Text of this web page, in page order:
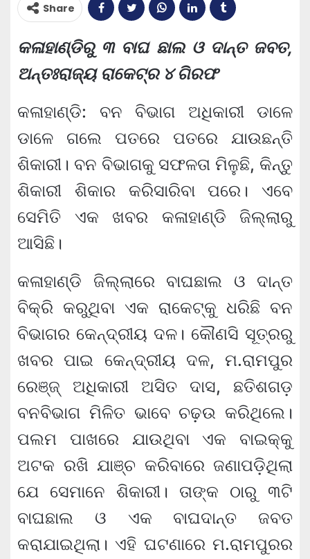
Share
କଳାହାଣ୍ଡିରୁ ୩ ବାଘ ଛାଲ ଓ ଦାନ୍ତ ଜବତ,
ଅନ୍ତଃରାଜ୍ୟ ରାକେଟ୍‌ର ୪ ଗିରଫ
କଳାହାଣ୍ଡି: ବନ ବିଭାଗ ଅଧିକାରୀ ଡାଳେ
ଡାଳେ ଗଲେ ପତରେ ପତରେ ଯାଉଛନ୍ତି
ଶିକାରୀ। ବନ ବିଭାଗକୁ ସଫଳତା ମିଳୁଛି, କିନ୍ତୁ
ଶିକାରୀ ଶିକାର କରିସାରିବା ପରେ। ଏବେ
ସେମିତି ଏକ ଖବର କଳାହାଣ୍ଡି ଜିଲ୍ଲାରୁ
ଆସିଛି।
କଳାହାଣ୍ଡି ଜିଲ୍ଲାରେ ବାଘଛାଲ ଓ ଦାନ୍ତ
ବିକ୍ରି କରୁଥିବା ଏକ ରାକେଟ୍‌କୁ ଧରିଛି ବନ
ବିଭାଗର କେନ୍ଦ୍ରୀୟ ଦଳ। କୌଣସି ସୂତ୍ରରୁ
ଖବର ପାଇ କେନ୍ଦ୍ରୀୟ ଦଳ, ମ.ରାମପୁର
ରେଞ୍ଜ୍‌ ଅଧିକାରୀ ଅସିତ ଦାସ, ଛତିଶଗଡ଼
ବନବିଭାଗ ମିଳିତ ଭାବେ ଚଢ଼ଉ କରିଥିଲେ।
ପଲମ ପାଖରେ ଯାଉଥିବା ଏକ ବାଇକ୍‌କୁ
ଅଟକ ରଖି ଯାଞ୍ଚ କରିବାରେ ଜଣାପଡ଼ିଥିଲା
ଯେ ସେମାନେ ଶିକାରୀ। ତାଙ୍କ ଠାରୁ ୩ଟି
ବାଘଛାଲ ଓ ଏକ ବାଘଦାନ୍ତ ଜବତ
କରାଯାଇଥିଲା। ଏହି ଘଟଣାରେ ମ.ରାମପୁରର